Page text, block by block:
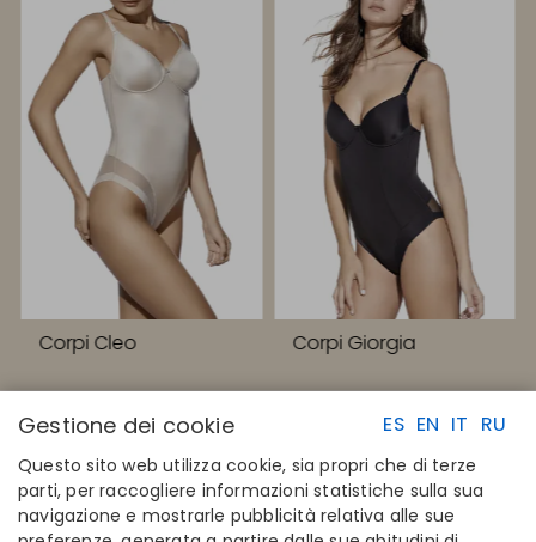
Corpi Cleo Corpi Giorgia
ES EN IT RU
Gestione dei cookie
Questo sito web utilizza cookie, sia propri che di terze
parti, per raccogliere informazioni statistiche sulla sua
navigazione e mostrarle pubblicità relativa alle sue
LINK RAPIDI CONTATTI